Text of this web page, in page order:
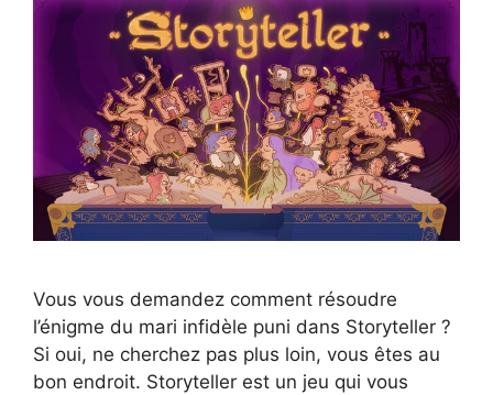
Vous vous demandez comment résoudre
l’énigme du mari infidèle puni dans Storyteller ?
Si oui, ne cherchez pas plus loin, vous êtes au
bon endroit. Storyteller est un jeu qui vous